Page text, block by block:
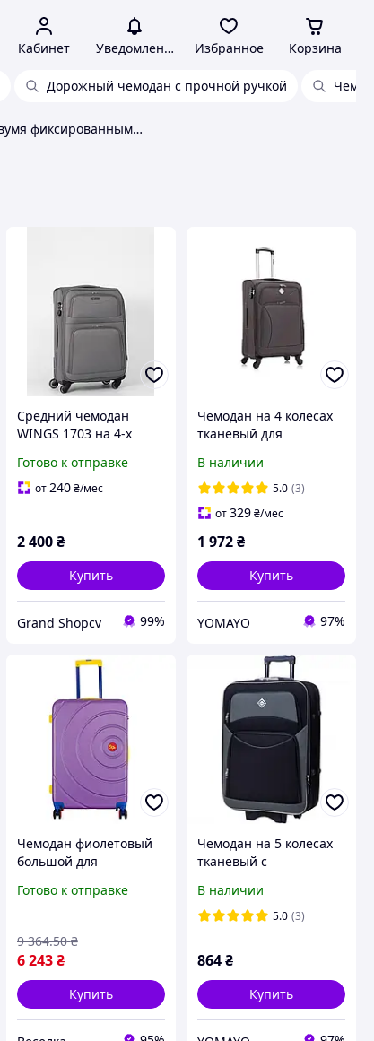
Кабинет Уведомления Избранное Корзина
Дорожный чемодан с прочной ручкой
Чемодан с двумя фиксированными положениями ручки
Средний чемодан
WINGS 1703 на 4-х
расширением из ткани
дорожный с
Готово к отправке
от240 ₴/мес
2 400 ₴
Купить
Grand Shopcv 99%
Чемодан на 4 колесах
тканевый для
размер М коричневый
Bonro Tourist /
Чемоданы с
телескопической
ручкой
В наличии
5.0 (3)
от329₴/мес
1 972₴
Купить
YOMAYO 97%
Чемодан фиолетовый
большой для
деловых поездок с
телескопической
ручкой FLAME
Готово к отправке
6 243 ₴
9 364.50 ₴
Купить
Чемодан на 5 колесах
тканевый с
выдвижной ручкой
дорожный для
Style маленький черно-
серый
В наличии
5.0 (3)
864₴
Купить